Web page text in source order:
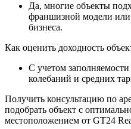
Да, многие объекты
франшизной модели или
бизнеса.
Как оценить доходность
С учетом
колебаний и средних
Получить консультацию по
подобрать объект с
местоположением от GT24